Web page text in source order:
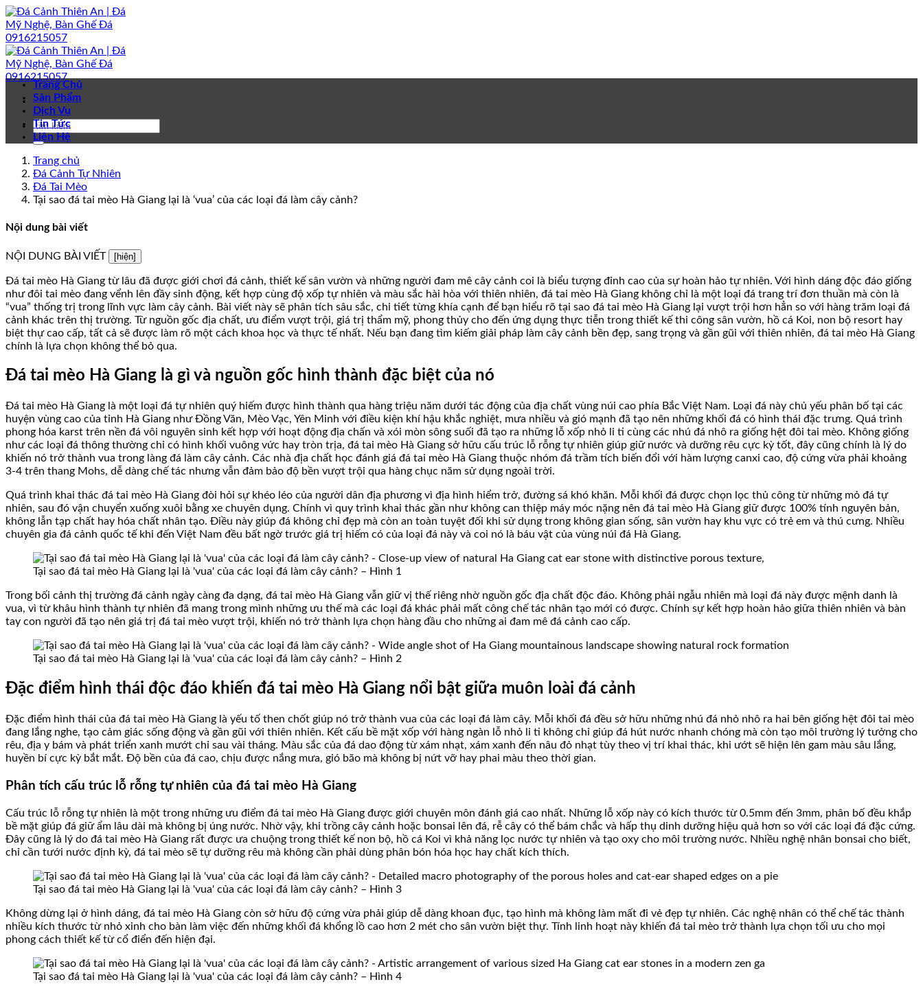
Bỏ
qua
nội
dung
Trang Chủ
Sản Phẩm
Dịch Vụ
Tin Tức
Liên Hệ
Trang chủ
Đá Cảnh Tự Nhiên
Đá Tai Mèo
Tại sao đá tai mèo Hà Giang lại là ‘vua’ của các loại đá làm cây cảnh?
Nội dung bài viết
NỘI DUNG BÀI VIẾT [hiện]
Đá tai mèo Hà Giang từ lâu đã được giới chơi đá cảnh, thiết kế sân vườn và những người đam mê cây cảnh coi là biểu tượng đỉnh cao của sự hoàn hảo tự nhiên. Với hình dáng độc đáo giống
như đôi tai mèo đang vểnh lên đầy sinh động, kết hợp cùng độ xốp tự nhiên và màu sắc hài hòa với thiên nhiên, đá tai mèo Hà Giang không chỉ là một loại đá trang trí đơn thuần mà còn là
“vua” thống trị trong lĩnh vực làm cây cảnh. Bài viết này sẽ phân tích sâu sắc, chi tiết từng khía cạnh để bạn hiểu rõ tại sao đá tai mèo Hà Giang lại vượt trội hơn hẳn so với hàng trăm loại đá
cảnh khác trên thị trường. Từ nguồn gốc địa chất, ưu điểm vượt trội, giá trị thẩm mỹ, phong thủy cho đến ứng dụng thực tiễn trong thiết kế thi công sân vườn, hồ cá Koi, non bộ resort hay
biệt thự cao cấp, tất cả sẽ được làm rõ một cách khoa học và thực tế nhất. Nếu bạn đang tìm kiếm giải pháp làm cây cảnh bền đẹp, sang trọng và gần gũi với thiên nhiên, đá tai mèo Hà Giang
chính là lựa chọn không thể bỏ qua.
Đá tai mèo Hà Giang là gì và nguồn gốc hình thành đặc biệt của nó
Đá tai mèo Hà Giang là một loại đá tự nhiên quý hiếm được hình thành qua hàng triệu năm dưới tác động của địa chất vùng núi cao phía Bắc Việt Nam. Loại đá này chủ yếu phân bố tại các
huyện vùng cao của tỉnh Hà Giang như Đồng Văn, Mèo Vạc, Yên Minh với điều kiện khí hậu khắc nghiệt, mưa nhiều và gió mạnh đã tạo nên những khối đá có hình thái đặc trưng. Quá trình
phong hóa karst trên nền đá vôi nguyên sinh kết hợp với hoạt động địa chấn và xói mòn sông suối đã tạo ra những lỗ xốp nhỏ li ti cùng các nhú đá nhô ra giống hệt đôi tai mèo. Không giống
như các loại đá thông thường chỉ có hình khối vuông vức hay tròn trịa, đá tai mèo Hà Giang sở hữu cấu trúc lỗ rỗng tự nhiên giúp giữ nước và dưỡng rêu cực kỳ tốt, đây cũng chính là lý do
khiến nó trở thành vua trong làng đá làm cây cảnh. Các nhà địa chất học đánh giá đá tai mèo Hà Giang thuộc nhóm đá trầm tích biến đổi với hàm lượng canxi cao, độ cứng vừa phải khoảng
3-4 trên thang Mohs, dễ dàng chế tác nhưng vẫn đảm bảo độ bền vượt trội qua hàng chục năm sử dụng ngoài trời.
Quá trình khai thác đá tai mèo Hà Giang đòi hỏi sự khéo léo của người dân địa phương vì địa hình hiểm trở, đường sá khó khăn. Mỗi khối đá được chọn lọc thủ công từ những mỏ đá tự
nhiên, sau đó vận chuyển xuống xuôi bằng xe chuyên dụng. Chính vì quy trình khai thác gần như không can thiệp máy móc nặng nên đá tai mèo Hà Giang giữ được 100% tính nguyên bản,
không lẫn tạp chất hay hóa chất nhân tạo. Điều này giúp đá không chỉ đẹp mà còn an toàn tuyệt đối khi sử dụng trong không gian sống, sân vườn hay khu vực có trẻ em và thú cưng. Nhiều
chuyên gia đá cảnh quốc tế khi đến Việt Nam đều bất ngờ trước giá trị hiếm có của loại đá này và coi nó là báu vật của vùng núi đá Hà Giang.
Tại sao đá tai mèo Hà Giang lại là 'vua' của các loại đá làm cây cảnh? – Hình 1
Trong bối cảnh thị trường đá cảnh ngày càng đa dạng, đá tai mèo Hà Giang vẫn giữ vị thế riêng nhờ nguồn gốc địa chất độc đáo. Không phải ngẫu nhiên mà loại đá này được mệnh danh là
vua, vì từ khâu hình thành tự nhiên đã mang trong mình những ưu thế mà các loại đá khác phải mất công chế tác nhân tạo mới có được. Chính sự kết hợp hoàn hảo giữa thiên nhiên và bàn
tay con người đã tạo nên giá trị đá tai mèo vượt trội, khiến nó trở thành lựa chọn hàng đầu cho những ai đam mê đá cảnh cao cấp.
Tại sao đá tai mèo Hà Giang lại là 'vua' của các loại đá làm cây cảnh? – Hình 2
Đặc điểm hình thái độc đáo khiến đá tai mèo Hà Giang nổi bật giữa muôn loài đá cảnh
Đặc điểm hình thái của đá tai mèo Hà Giang là yếu tố then chốt giúp nó trở thành vua của các loại đá làm cây. Mỗi khối đá đều sở hữu những nhú đá nhỏ nhô ra hai bên giống hệt đôi tai mèo
đang lắng nghe, tạo cảm giác sống động và gần gũi với thiên nhiên. Kết cấu bề mặt xốp với hàng ngàn lỗ nhỏ li ti không chỉ giúp đá hút nước nhanh chóng mà còn tạo môi trường lý tưởng cho
rêu, địa y bám và phát triển xanh mướt chỉ sau vài tháng. Màu sắc của đá dao động từ xám nhạt, xám xanh đến nâu đỏ nhạt tùy theo vị trí khai thác, khi ướt sẽ hiện lên gam màu sâu lắng,
huyền bí cực kỳ bắt mắt. Độ bền của đá cao, chịu được nắng mưa, gió bão mà không bị nứt vỡ hay phai màu theo thời gian.
Phân tích cấu trúc lỗ rỗng tự nhiên của đá tai mèo Hà Giang
Cấu trúc lỗ rỗng tự nhiên là một trong những ưu điểm đá tai mèo Hà Giang được giới chuyên môn đánh giá cao nhất. Những lỗ xốp này có kích thước từ 0.5mm đến 3mm, phân bố đều khắp
bề mặt giúp đá giữ ẩm lâu dài mà không bị úng nước. Nhờ vậy, khi trồng cây cảnh hoặc bonsai lên đá, rễ cây có thể bám chắc và hấp thụ dinh dưỡng hiệu quả hơn so với các loại đá đặc cứng.
Đây cũng là lý do đá tai mèo Hà Giang rất được ưa chuộng trong thiết kế non bộ, hồ cá Koi vì khả năng lọc nước tự nhiên và tạo oxy cho môi trường nước. Nhiều nghệ nhân bonsai cho biết,
chỉ cần tưới nước định kỳ, đá tai mèo sẽ tự dưỡng rêu mà không cần phải dùng phân bón hóa học hay chất kích thích.
Tại sao đá tai mèo Hà Giang lại là 'vua' của các loại đá làm cây cảnh? – Hình 3
Không dừng lại ở hình dáng, đá tai mèo Hà Giang còn sở hữu độ cứng vừa phải giúp dễ dàng khoan đục, tạo hình mà không làm mất đi vẻ đẹp tự nhiên. Các nghệ nhân có thể chế tác thành
nhiều kích thước từ nhỏ xinh cho bàn làm việc đến những khối đá khổng lồ cao hơn 2 mét cho sân vườn biệt thự. Tính linh hoạt này khiến đá tai mèo trở thành lựa chọn tối ưu cho mọi
phong cách thiết kế từ cổ điển đến hiện đại.
Tại sao đá tai mèo Hà Giang lại là 'vua' của các loại đá làm cây cảnh? – Hình 4